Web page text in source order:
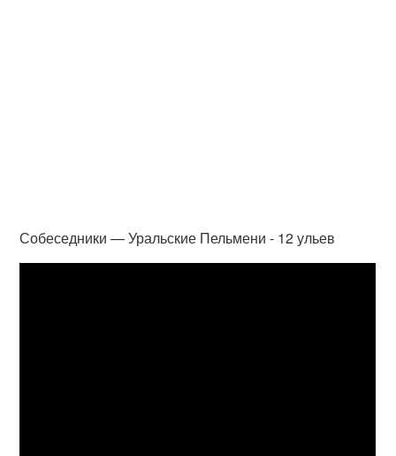
Собеседники — Уральские Пельмени - 12 ульев